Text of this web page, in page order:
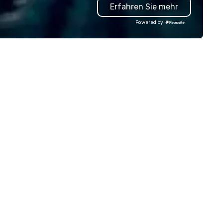
You can rest assured that
of size, your event will
personalized touch.
turnaround, local service, and
quality printing that helps
planners impress their
Contact uws@bigfrog.com
Erfahren Sie mehr
Powered by